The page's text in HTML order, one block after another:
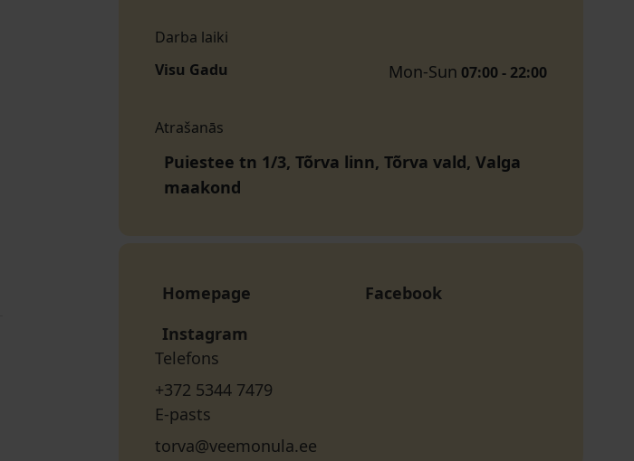
Darba laiki
Visu Gadu
Mon-Sun 07:00 - 22:00
Atrašanās
Puiestee tn 1/3, Tõrva linn, Tõrva vald, Valga
maakond
Homepage
Facebook
Instagram
Telefons
+372 5344 7479
E-pasts
torva@veemonula.ee